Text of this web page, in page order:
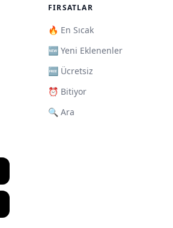
FIRSATLAR
🔥 En Sıcak
🆕 Yeni Eklenenler
🆓 Ücretsiz
⏰ Bitiyor
🔍 Ara